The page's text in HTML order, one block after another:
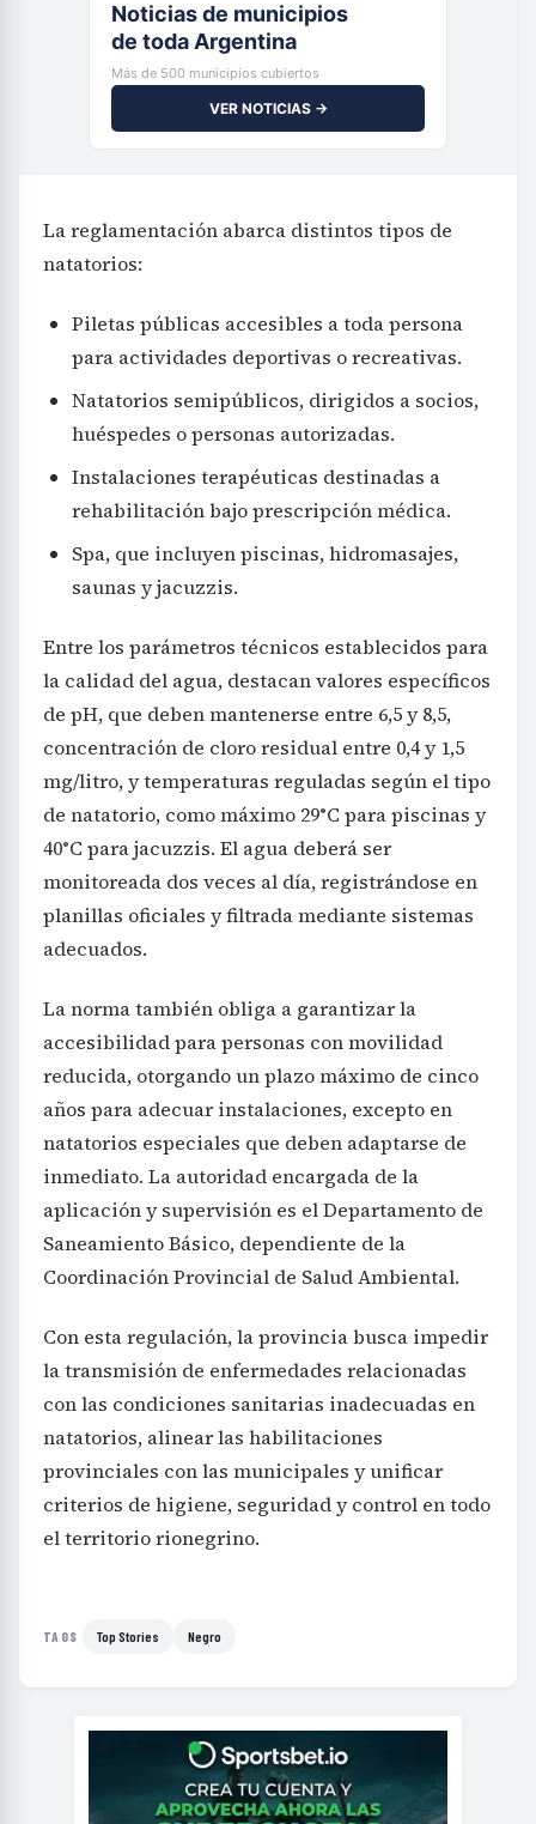
Noticias de municipios
de toda Argentina
Más de 500 municipios cubiertos
VER NOTICIAS →
La reglamentación abarca distintos tipos de
natatorios:
Piletas públicas accesibles a toda persona
para actividades deportivas o recreativas.
Natatorios semipúblicos, dirigidos a socios,
huéspedes o personas autorizadas.
Instalaciones terapéuticas destinadas a
rehabilitación bajo prescripción médica.
Spa, que incluyen piscinas, hidromasajes,
saunas y jacuzzis.
Entre los parámetros técnicos establecidos para
la calidad del agua, destacan valores específicos
de pH, que deben mantenerse entre 6,5 y 8,5,
concentración de cloro residual entre 0,4 y 1,5
mg/litro, y temperaturas reguladas según el tipo
de natatorio, como máximo 29°C para piscinas y
40°C para jacuzzis. El agua deberá ser
monitoreada dos veces al día, registrándose en
planillas oficiales y filtrada mediante sistemas
adecuados.
La norma también obliga a garantizar la
accesibilidad para personas con movilidad
reducida, otorgando un plazo máximo de cinco
años para adecuar instalaciones, excepto en
natatorios especiales que deben adaptarse de
inmediato. La autoridad encargada de la
aplicación y supervisión es el Departamento de
Saneamiento Básico, dependiente de la
Coordinación Provincial de Salud Ambiental.
Con esta regulación, la provincia busca impedir
la transmisión de enfermedades relacionadas
con las condiciones sanitarias inadecuadas en
natatorios, alinear las habilitaciones
provinciales con las municipales y unificar
criterios de higiene, seguridad y control en todo
el territorio rionegrino.
TAGS Top Stories Negro